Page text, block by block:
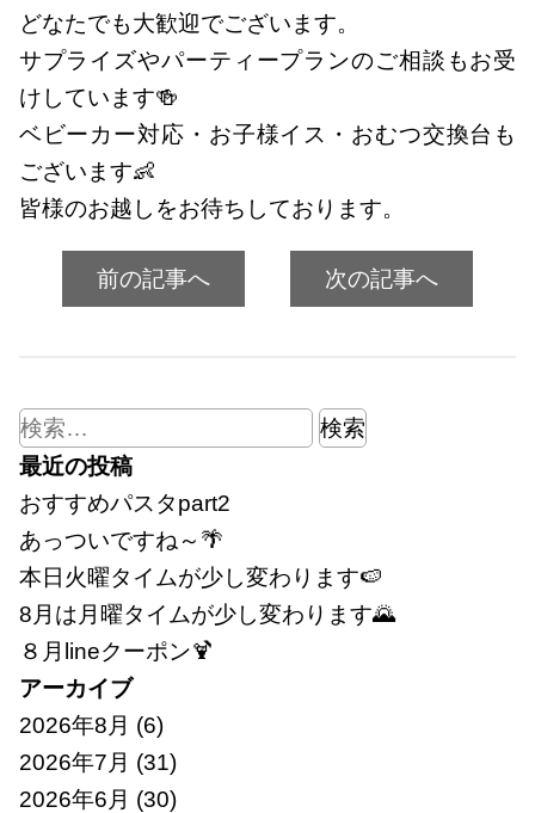
どなたでも大歓迎でございます。
サプライズやパーティープランのご相談もお受
けしています🍻
ベビーカー対応・お子様イス・おむつ交換台も
ございます👶
皆様のお越しをお待ちしております。
前の記事へ 次の記事へ
検
索:
最近の投稿
おすすめパスタpart2
あっついですね～🌴
本日火曜タイムが少し変わります🍉
8月は月曜タイムが少し変わります🌄
８月lineクーポン🍹
アーカイブ
2026年8月 (6)
2026年7月 (31)
2026年6月 (30)